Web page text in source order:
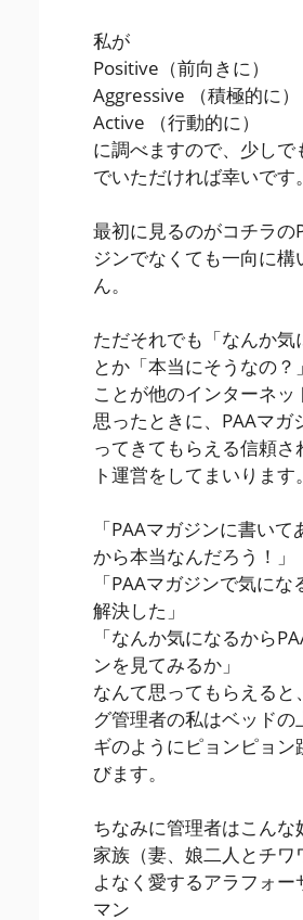
私が
Positive （前向きに）
Aggressive
（積極的に）
Active
（行動的に）
に調べますので、少しで
でいただければ幸いです。
最初に見るのがコチラの
ジンでなくても一向に構
ん。
ただそれでも「なんか気
とか「本当にそうなの？
ことが他のインターネッ
思ったときに、PAAマガ
ってきてもらえる信頼さ
ト運営をしてまいります。
「PAAマガジンに書いて
から本当なんだろう！」
「PAAマガジンで気にな
解決した」
「なんか気になるから
ンを見てみるか」
なんて思ってもらえると
グ管理者の私はベッドの
ギのようにピョンピョン
びます。
ちなみに管理者はこんな
家族（妻、娘二人とチワ
よなく愛するアラフォー
マン